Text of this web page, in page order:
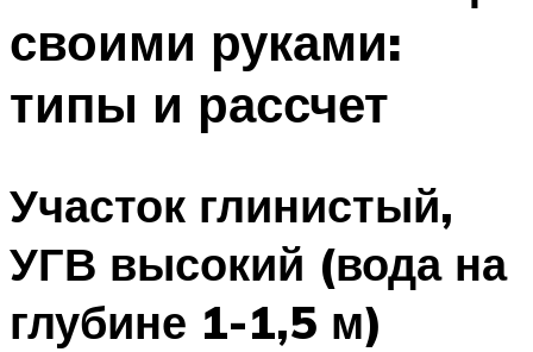
своими руками:
типы и рассчет
Участок глинистый,
УГВ высокий (вода на
глубине 1-1,5 м)